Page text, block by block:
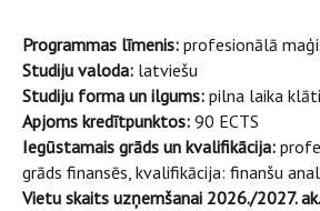
Programmas līmenis: profesionālā
Studiju valoda: latviešu
Studiju forma un ilgums: pilna laika
Apjoms kredītpunktos: 90 ECTS
Iegūstamais grāds un kvalifikācija:
grāds finansēs, kvalifikācija: finanšu
Vietu skaits uzņemšanai 2026./2027.